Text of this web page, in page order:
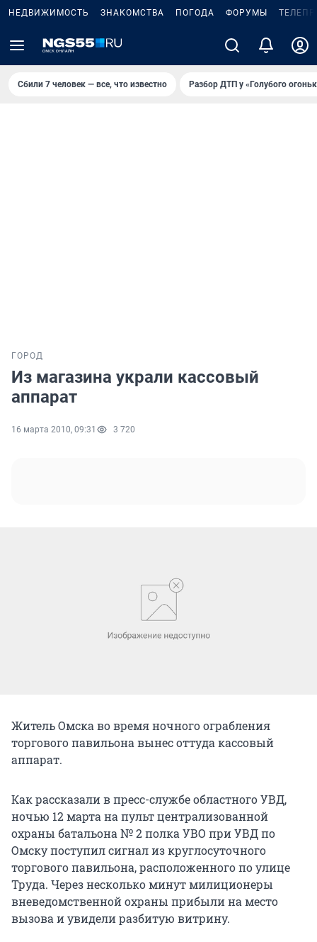
НЕДВИЖИМОСТЬ ЗНАКОМСТВА ПОГОДА ФОРУМЫ
Сбили 7 человек — все, что известно Разбор ДТП у «Голубого
ГОРОД
Из магазина украли кассовый
аппарат
16 марта 2010, 09:31 3 720
Житель Омска во время ночного ограбления
торгового павильона вынес оттуда кассовый
аппарат.
Как рассказали в пресс-службе областного УВД,
ночью 12 марта на пульт централизованной
охраны батальона № 2 полка УВО при УВД по
Омску поступил сигнал из круглосуточного
торгового павильона, расположенного по улице
Труда. Через несколько минут милиционеры
вневедомственной охраны прибыли на место
вызова и увидели разбитую витрину.